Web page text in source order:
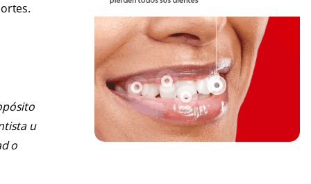
u
o